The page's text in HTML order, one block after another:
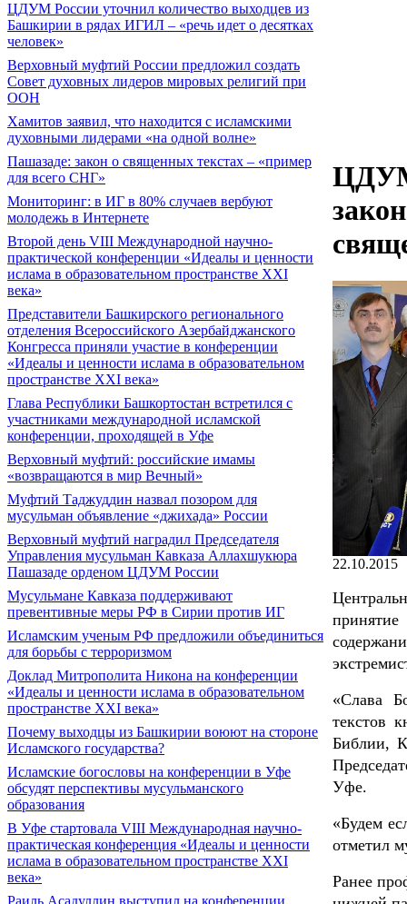
ЦДУМ России уточнил количество выходцев из
Башкирии в рядах ИГИЛ – «речь идет о десятках
человек»
Верховный муфтий России предложил создать
Совет духовных лидеров мировых религий при
ООН
Хамитов заявил, что находится с исламскими
духовными лидерами «на одной волне»
Пашазаде: закон о священных текстах – «пример
для всего СНГ»
Мониторинг: в ИГ в 80% случаев вербуют
молодежь в Интернете
Второй день VIII Международной научно-
практической конференции «Идеалы и ценности
ислама в образовательном пространстве XXI
века»
Представители Башкирского регионального
отделения Всероссийского Азербайджанского
Конгресса приняли участие в конференции
«Идеалы и ценности ислама в образовательном
пространстве XXI века»
Глава Республики Башкортостан встретился с
участниками международной исламской
конференции, проходящей в Уфе
Верховный муфтий: российские имамы
«возвращаются в мир Вечный»
Муфтий Таджуддин назвал позором для
мусульман объявление «джихада» России
Верховный муфтий наградил Председателя
Управления мусульман Кавказа Аллахшукюра
Пашазаде орденом ЦДУМ России
Мусульмане Кавказа поддерживают
превентивные меры РФ в Сирии против ИГ
Исламским ученым РФ предложили объединиться
для борьбы с терроризмом
Доклад Митрополита Никона на конференции
«Идеалы и ценности ислама в образовательном
пространстве XXI века»
Почему выходцы из Башкирии воюют на стороне
Исламского государства?
Исламские богословы на конференции в Уфе
обсудят перспективы мусульманского
образования
В Уфе стартовала VIII Международная научно-
практическая конференция «Идеалы и ценности
ислама в образовательном пространстве XXI
века»
Раиль Асадуллин выступил на конференции
ЦДУМ
22.10.2015
«Слава
текстов
Библии,
Уфе.
«Будем
отметил
Ранее